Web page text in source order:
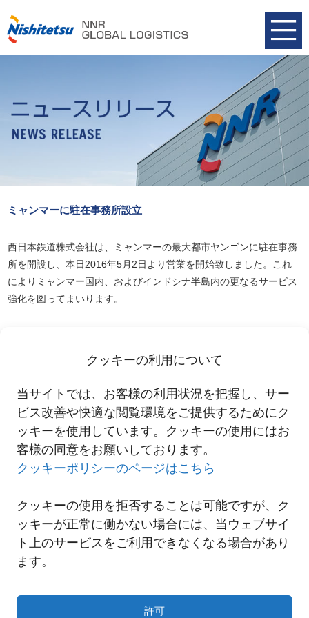
クッキーの利用について
当サイトでは、お客様の利用状況を把握し、サー
ビス改善や快適な閲覧環境をご提供するためにク
ッキーを使用しています。クッキーの使用にはお
客様の同意をお願いしております。
クッキーポリシーのページはこちら
クッキーの使用を拒否することは可能ですが、ク
ッキーが正常に働かない場合には、当ウェブサイ
ト上のサービスをご利用できなくなる場合があり
ます。
許可
ミャンマーに駐在事務所設立
西日本鉄道株式会社は、ミャンマーの最大都市ヤンゴンに駐在事務
所を開設し、本日2016年5月2日より営業を開始致しました。これ
によりミャンマー国内、およびインドシナ半島内の更なるサービス
強化を図ってまいります。
ヤンゴン駐在事務所設立
一覧へ